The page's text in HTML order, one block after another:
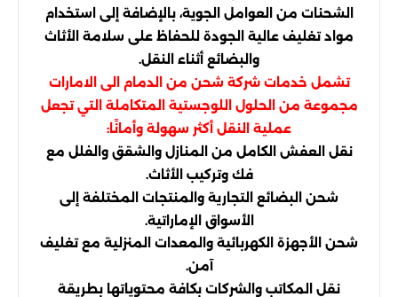
الشحنات من العوامل الجوية، بالإضافة إلى استخدام
مواد تغليف عالية الجودة للحفاظ على سلامة الأثاث
والبضائع أثناء النقل.
تشمل خدمات شركة شحن من الدمام الى الامارات
مجموعة من الحلول اللوجستية المتكاملة التي تجعل
عملية النقل أكثر سهولة وأمانًا:
نقل العفش الكامل من المنازل والشقق والفلل مع
فك وتركيب الأثاث.
شحن البضائع التجارية والمنتجات المختلفة إلى
الأسواق الإماراتية.
شحن الأجهزة الكهربائية والمعدات المنزلية مع تغليف
آمن.
نقل المكاتب والشركات بكافة محتوياتها بطريقة